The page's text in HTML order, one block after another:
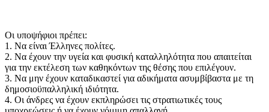
Οι υποψήφιοι πρέπει:
1. Να είναι Έλληνες πολίτες.
2. Να έχουν την υγεία και φυσική καταλληλότητα που απαιτείται
για την εκτέλεση των καθηκόντων της θέσης που επιλέγουν.
3. Να μην έχουν καταδικαστεί για αδικήματα ασυμβίβαστα με τη
δημοσιοϋπαλληλική ιδιότητα.
4. Οι άνδρες να έχουν εκπληρώσει τις στρατιωτικές τους